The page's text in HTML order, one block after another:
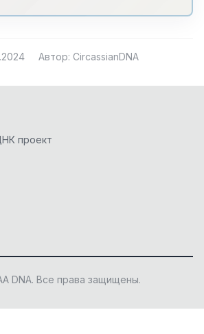
Автор: CircassianDNA
проект
DNA. Все права защищены.